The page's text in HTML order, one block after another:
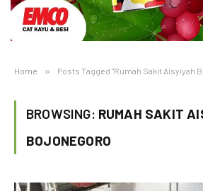
Home » Posts Tagged "Rumah Sakit Aisyiyah
BROWSING: RUMAH SAKIT
BOJONEGORO